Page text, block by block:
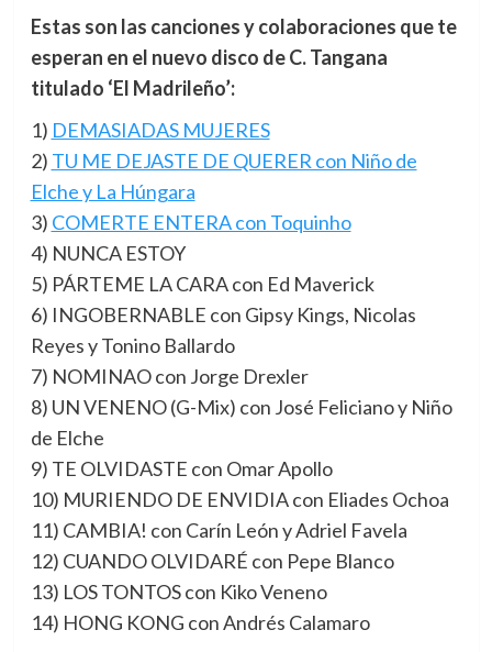
Estas son las canciones y colaboraciones que te
esperan en el nuevo disco de C. Tangana
titulado ‘El Madrileño’:
1) DEMASIADAS MUJERES
2) TU ME DEJASTE DE QUERER con Niño de
Elche y La Húngara
3) COMERTE ENTERA con Toquinho
4) NUNCA ESTOY
5) PÁRTEME LA CARA con Ed Maverick
6) INGOBERNABLE con Gipsy Kings, Nicolas
Reyes y Tonino Ballardo
7) NOMINAO con Jorge Drexler
8) UN VENENO (G-Mix) con José Feliciano y Niño
de Elche
9) TE OLVIDASTE con Omar Apollo
10) MURIENDO DE ENVIDIA con Eliades Ochoa
11) CAMBIA! con Carín León y Adriel Favela
12) CUANDO OLVIDARÉ con Pepe Blanco
13) LOS TONTOS con Kiko Veneno
14) HONG KONG con Andrés Calamaro